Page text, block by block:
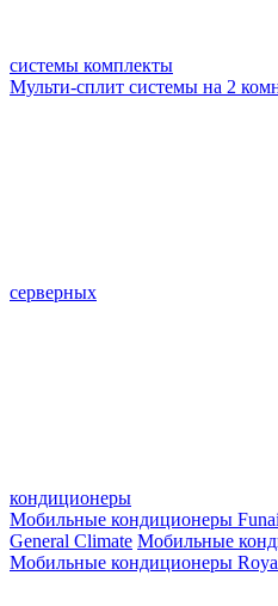
системы комплекты
Мульти-сплит системы на 2
серверных
кондиционеры
Мобильные кондиционеры Funai
General Climate Мобильные
Мобильные кондиционеры